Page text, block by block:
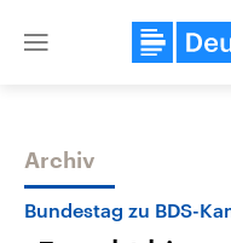
Close
Themen
Archiv
Bundestag zu BDS-